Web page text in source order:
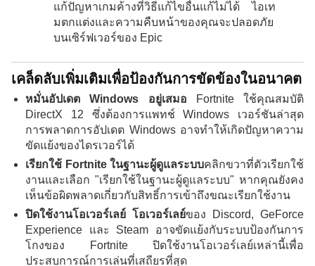
แก้ปัญหาเกมค้างที่วิธีแก้ไขอื่นแก้ไม่ได้ ไอเท
มตกแต่งและความคืบหน้าของคุณจะปลอดภัย
บนเซิร์ฟเวอร์ของ Epic
เคล็ดลับเพิ่มเติมเพื่อป้องกันการขัดข้องในอนาคต
หมั่นอัปเดต Windows อยู่เสมอ Fortnite ใช้คุณสมบัติ
DirectX 12 ซึ่งต้องการแพทช์ Windows เวอร์ชันล่าสุด
การพลาดการอัปเดต Windows อาจทำให้เกิดปัญหาความ
ขัดแย้งของไดรเวอร์ได้
เรียกใช้ Fortnite ในฐานะผู้ดูแลระบบคลิกขวาที่ตัวเรียกใช้
งานและเลือก "เรียกใช้ในฐานะผู้ดูแลระบบ" หากคุณยังคง
เห็นข้อผิดพลาดเกี่ยวกับสิทธิ์การเข้าถึงขณะเรียกใช้งาน
ปิดใช้งานโอเวอร์เลย์ โอเวอร์เลย์ของ Discord, GeForce
Experience และ Steam อาจขัดแย้งกับระบบป้องกันการ
โกงของ Fortnite ปิดใช้งานโอเวอร์เลย์เหล่านี้เพื่อ
ประสบการณ์การเล่นที่เสถียรที่สุด